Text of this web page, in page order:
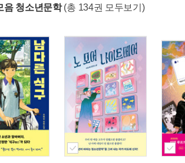
음 청소년문학 (총 134권 모두보기)